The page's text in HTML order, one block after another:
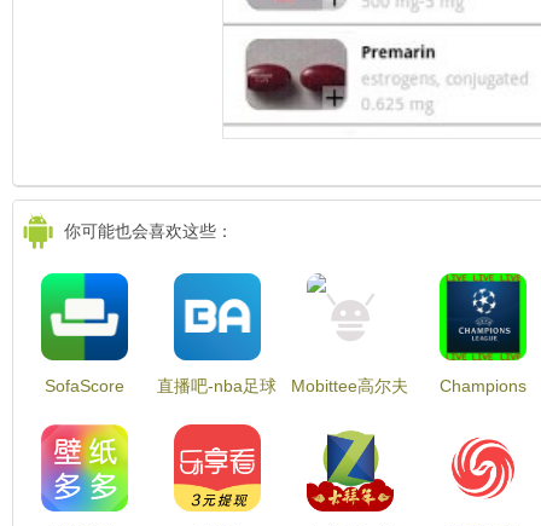
你可能也会喜欢这些：
SofaScore
直播吧-nba足球
Mobittee高尔夫
分卡航空影像
Champions
Stream